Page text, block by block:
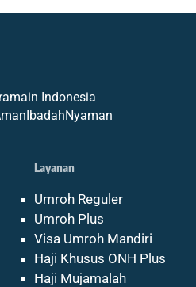
Indonesia
Layanan
Umroh Reguler
Umroh Plus
Visa Umroh Mandiri
Haji Khusus ONH Plus
Haji Mujamalah